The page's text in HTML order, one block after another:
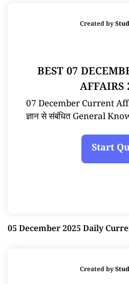
Created by
BEST 07
AFFAIRS
07 December Current
ज्ञान से संबंधित General
05 December 2025 Daily
Created by